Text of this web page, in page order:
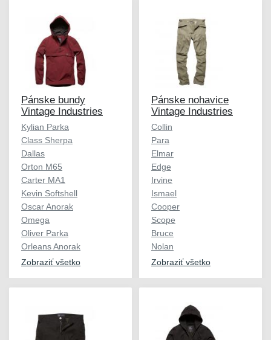
Pánske bundy
Vintage Industries
Kylian Parka
Class Sherpa
Dallas
Orton M65
Carter MA1
Kevin Softshell
Oscar Anorak
Omega
Oliver Parka
Orleans Anorak
Zobraziť všetko
Pánske nohavice
Vintage Industries
Collin
Para
Elmar
Edge
Irvine
Ismael
Cooper
Scope
Bruce
Nolan
Zobraziť všetko